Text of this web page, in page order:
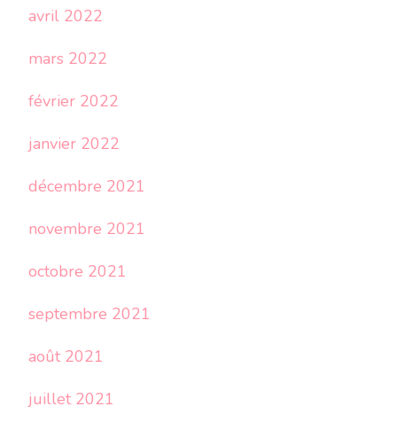
avril 2022
mars 2022
février 2022
janvier 2022
décembre 2021
novembre 2021
octobre 2021
septembre 2021
août 2021
juillet 2021